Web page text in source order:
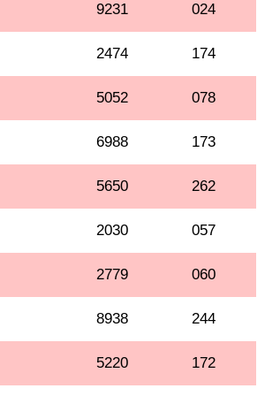
9231 024
2474 174
5052 078
6988 173
5650 262
2030 057
2779 060
8938 244
5220 172